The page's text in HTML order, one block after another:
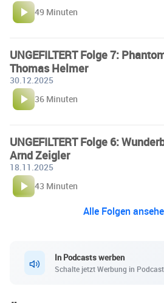
49 Minuten
UNGEFILTERT Folge 7:
Thomas Helmer
30.12.2025
36 Minuten
UNGEFILTERT Folge 6:
Arnd Zeigler
18.11.2025
43 Minuten
Alle Folgen
In Podcasts werben
Schalte jetzt Werbung in